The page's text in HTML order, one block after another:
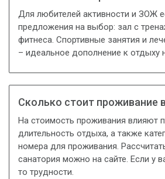
Для любителей активности и ЗОЖ
предложения на выбор: зал с
фитнеса. Спортивные занятия и
– идеальное дополнение к отдыху
Сколько стоит проживание
На стоимость проживания влияют
длительность отдыха, а также
номера для проживания.
санатория можно на сайте. Если у
то трудности.